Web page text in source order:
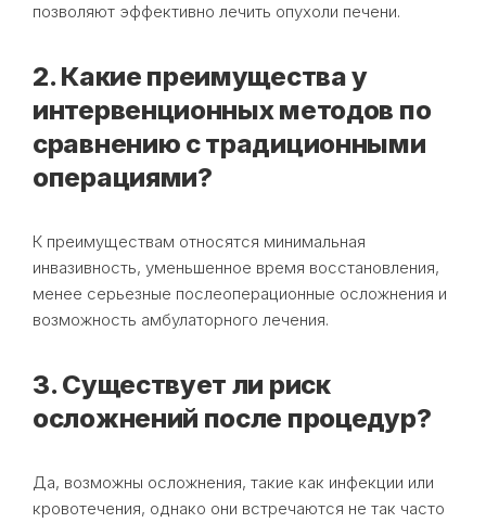
позволяют эффективно лечить опухоли печени.
2. Какие преимущества у
интервенционных методов по
сравнению с традиционными
операциями?
К преимуществам относятся минимальная
инвазивность, уменьшенное время восстановления,
менее серьезные послеоперационные осложнения и
возможность амбулаторного лечения.
3. Существует ли риск
осложнений после процедур?
Да, возможны осложнения, такие как инфекции или
кровотечения, однако они встречаются не так часто